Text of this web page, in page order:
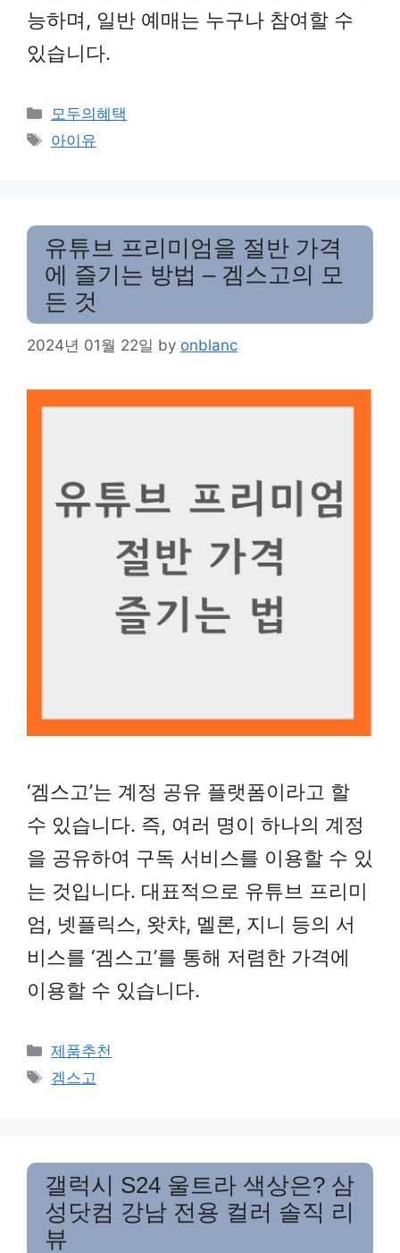
능하며, 일반 예매는 누구나 참여할 수
있습니다.
Categories
모두의혜택
Tags
아이유
유튜브 프리미엄을 절반 가격
에 즐기는 방법 – 겜스고의 모
든 것
2024년 01월 22일 by onblanc
‘겜스고’는 계정 공유 플랫폼이라고 할
수 있습니다. 즉, 여러 명이 하나의 계정
을 공유하여 구독 서비스를 이용할 수 있
는 것입니다. 대표적으로 유튜브 프리미
엄, 넷플릭스, 왓챠, 멜론, 지니 등의 서
비스를 ‘겜스고’를 통해 저렴한 가격에
이용할 수 있습니다.
Categories
제품추천
Tags
겜스고
갤럭시 S24 울트라 색상은? 삼
성닷컴 강남 전용 컬러 솔직 리
뷰